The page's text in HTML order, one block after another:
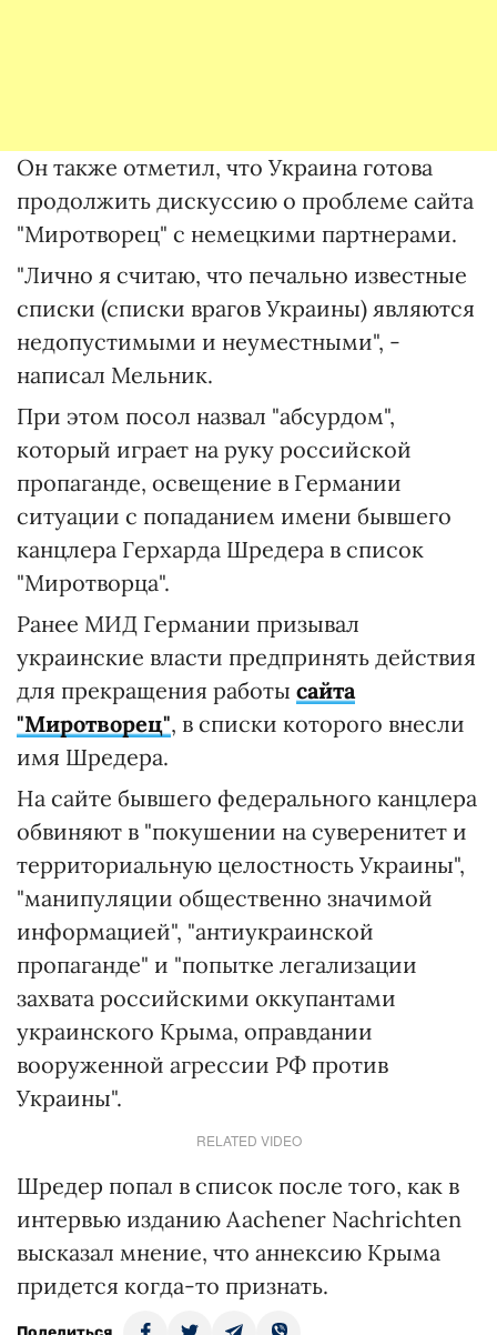
Он также отметил, что Украина готова
продолжить дискуссию о проблеме сайта
"Миротворец" с немецкими партнерами.
"Лично я считаю, что печально известные
списки (списки врагов Украины) являются
недопустимыми и неуместными", -
написал Мельник.
При этом посол назвал "абсурдом",
который играет на руку российской
пропаганде, освещение в Германии
ситуации с попаданием имени бывшего
канцлера Герхарда Шредера в список
"Миротворца".
Ранее МИД Германии призывал
украинские власти предпринять действия
для прекращения работы сайта
"Миротворец", в списки которого внесли
имя Шредера.
На сайте бывшего федерального канцлера
обвиняют в "покушении на суверенитет и
территориальную целостность Украины",
"манипуляции общественно значимой
информацией", "антиукраинской
пропаганде" и "попытке легализации
захвата российскими оккупантами
украинского Крыма, оправдании
вооруженной агрессии РФ против
Украины".
RELATED VIDEO
Шредер попал в список после того, как в
интервью изданию Aachener Nachrichten
высказал мнение, что аннексию Крыма
придется когда-то признать.